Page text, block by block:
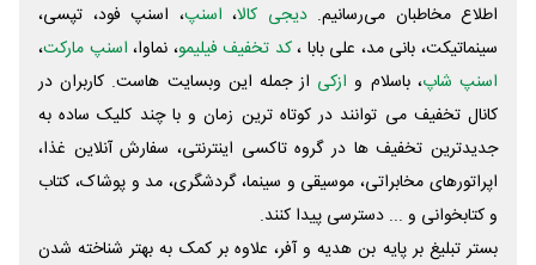
اطلاع مخاطبان می‌رسانیم. دیجی کالا، اسنپ، اسنپ فود، تپسی،
سینماتیکت، بانی مد، علی‌ بابا ،کد تخفیف فیلیمو، نماوا، اسنپ مارکت،
اسنپ شاپ، باسلام و ازکی از جمله این وبسایت ‌هاست. کاربران در
کانال تخفیف می توانند در کوتاه ترین زمان و با چند کلیک ساده به
جدیدترین تخفیف ها در گروه تاکسی اینترنتی، سفارش آنلاین غذا،
اپراتورهای مخابراتی، موسیقی و سینما، گردشگری، مد و پوشاک، کتاب
و کتابخوانی و ... دسترسی پیدا کنند.
بستر تبلیغ بر پایه بن هدیه و آفر، علاوه بر کمک به بهتر شناخته شدن